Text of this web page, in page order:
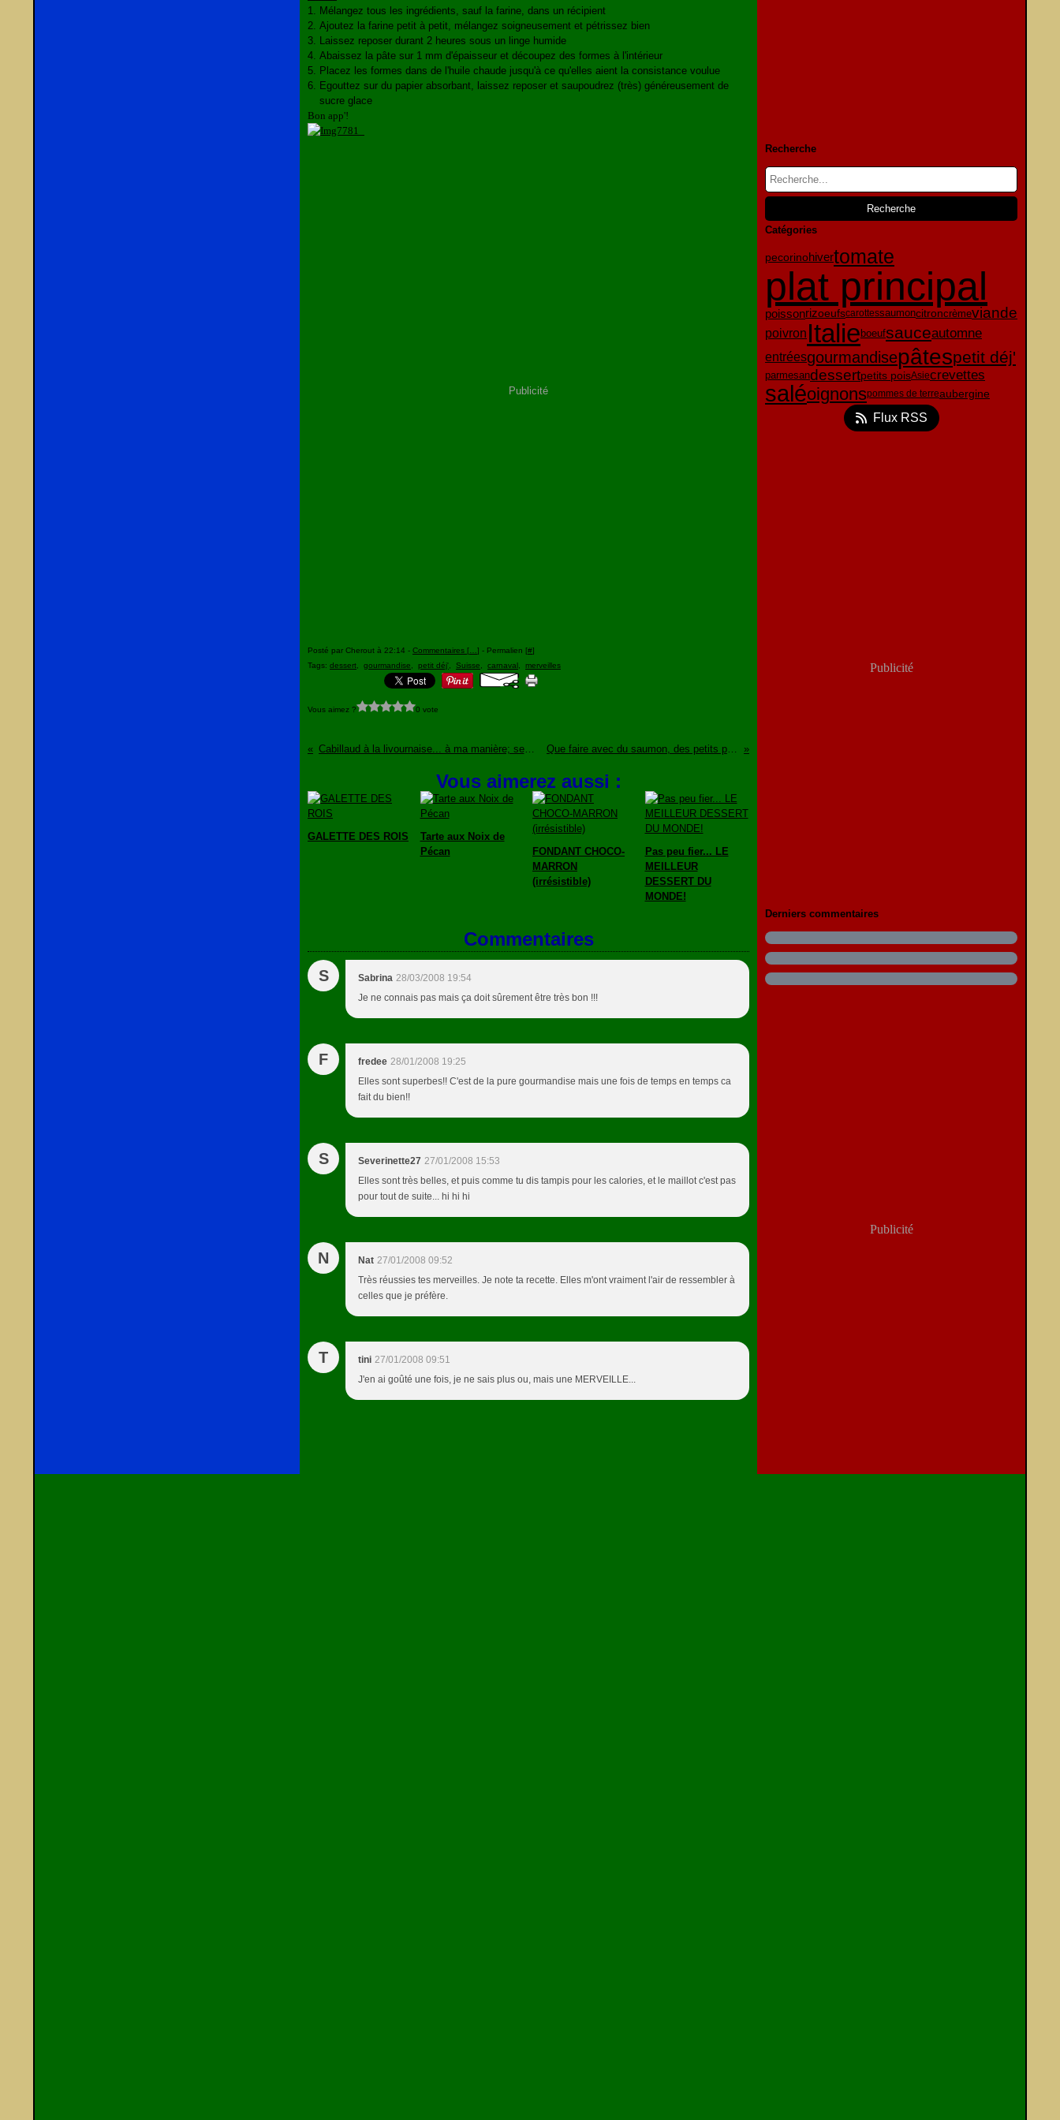
Mélangez tous les ingrédients, sauf la farine, dans un récipient
Ajoutez la farine petit à petit, mélangez soigneusement et pétrissez bien
Laissez reposer durant 2 heures sous un linge humide
Abaissez la pâte sur 1 mm d'épaisseur et découpez des formes à l'intérieur
Placez les formes dans de l'huile chaude jusqu'à ce qu'elles aient la consistance voulue
Egouttez sur du papier absorbant, laissez reposer et saupoudrez (très) généreusement de
sucre glace
Bon app'!
Publicité
Posté par Cherout à 22:14 - Commentaires [ ] - Permalien [#]
Tags: dessert gourmandise petit déj' Suisse carnaval merveilles
Vous aimez ? 0 vote
Cabillaud à la livournaise... à ma manière; servi avec ses petits légumes Que faire avec du saumon, des petits pois et de la crème aigre?
Vous aimerez aussi :
GALETTE DES ROIS
Tarte aux Noix de
Pécan
FONDANT CHOCO-
MARRON
(irrésistible)
Pas peu fier... LE
MEILLEUR
DESSERT DU
MONDE!
Commentaires
S Sabrina 28/03/2008 19:54
Je ne connais pas mais ça doit sûrement être très bon !!!
F fredee 28/01/2008 19:25
Elles sont superbes!! C'est de la pure gourmandise mais une fois de temps en temps ca
fait du bien!!
S Severinette27 27/01/2008 15:53
Elles sont très belles, et puis comme tu dis tampis pour les calories, et le maillot c'est pas
pour tout de suite... hi hi hi
N Nat 27/01/2008 09:52
Très réussies tes merveilles. Je note ta recette. Elles m'ont vraiment l'air de ressembler à
celles que je préfère.
T tini 27/01/2008 09:51
J'en ai goûté une fois, je ne sais plus ou, mais une MERVEILLE...
Recherche
Catégories
pecorinohivertomate
plat principal
poissonrizoeufscarottessaumoncitroncrèmeviande
poivron Italie boeufsauceautomne
entréesgourmandisepâtespetit déj'
parmesandessertpetits poisAsiecrevettes
saléoignonspommes de terreaubergine
Flux RSS
Publicité
Derniers commentaires
Publicité